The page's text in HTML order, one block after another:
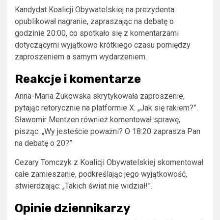
Kandydat Koalicji Obywatelskiej na prezydenta
opublikował nagranie, zapraszając na debatę o
godzinie 20:00, co spotkało się z komentarzami
dotyczącymi wyjątkowo krótkiego czasu pomiędzy
zaproszeniem a samym wydarzeniem.
Reakcje i komentarze
Anna-Maria Żukowska skrytykowała zaproszenie,
pytając retorycznie na platformie X: „Jak się rakiem?”.
Sławomir Mentzen również komentował sprawę,
pisząc: „Wy jesteście poważni? O 18:20 zaprasza Pan
na debatę o 20?”
Cezary Tomczyk z Koalicji Obywatelskiej skomentował
całe zamieszanie, podkreślając jego wyjątkowość,
stwierdzając: „Takich świat nie widział!”.
Opinie dziennikarzy